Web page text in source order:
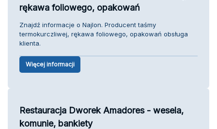
rękawa foliowego, opakowań
Znajdź informacje o Najlon. Producent taśmy
termokurczliwej, rękawa foliowego, opakowań obsługa
klienta.
Więcej informacji
Restauracja Dworek Amadores - wesela,
komunie, bankiety